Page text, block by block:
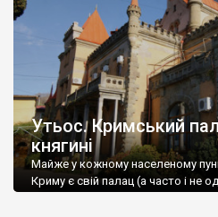
Утьос. Кримський
княгині
Майже у кожному населеному
Криму є свій палац (а часто і не